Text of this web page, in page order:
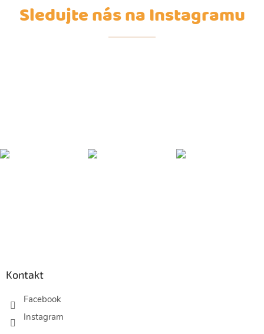
Sledujte nás na Instagramu
Kontakt
Facebook